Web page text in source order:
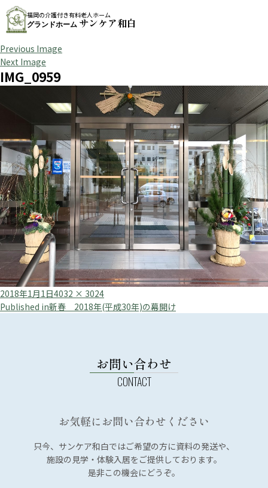
福岡の介護付き有料老人ホーム
グランドホーム サンケア和白
Previous Image
Next Image
IMG_0959
Posted
on
2018年1月1日Full
size
4032 × 3024
投
Published in新春 2018年(平成30年)の幕開け
お問い合わせ
お気軽にお問い合わせください
只今、サンケア和白ではご希望の方に資料の発送や、
施設の見学・体験入居をご提供しております。
是非この機会にどうぞ。